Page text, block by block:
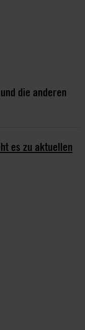
die anderen
es zu aktuellen